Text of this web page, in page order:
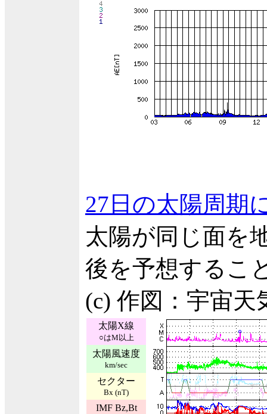
27日の太陽周期
太陽が同じ面を
後を予想するこ
(c) 作図：宇宙天
太陽X線
○はM以上
太陽風速度
km/sec
セクター
Bx (nT)
IMF Bz,Bt